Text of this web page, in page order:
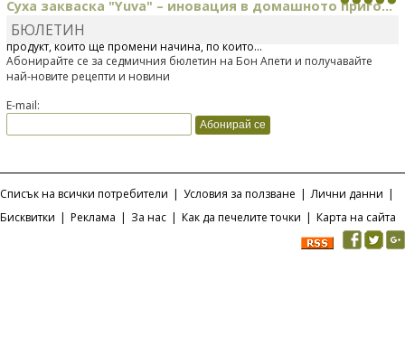
Суха закваска "Yuva" – иновация в домашното приго...
Отскоро Лесафр България стартира предлагането на изцяло нов
продукт, който ще промени начина, по който...
БЮЛЕТИН
Абонирайте се за седмичния бюлетин на Бон Апети и получавайте
най-новите рецепти и новини
E-mail:
Списък на всички потребители | Условия за ползване | Лични данни |
Бисквитки | Реклама | За нас | Как да печелите точки | Карта на сайта